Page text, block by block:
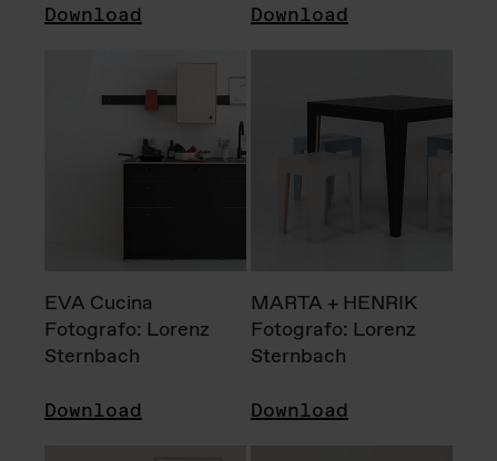
Download Download
EVA Cucina
Fotografo: Lorenz
Sternbach
Download
MARTA + HENRIK
Fotografo: Lorenz
Sternbach
Download